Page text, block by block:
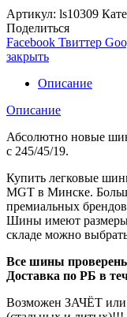
Артикул: ls10309
Поделиться
Facebook Твиттер
закрыть
Описание
Описание
Абсолютно новые
с 245/45/19.
Купить легковые
MGT в Минске.
премиальных
Шины имеют
складе можно
Все шины
Доставка по РБ в
Возможен ЗАЧЁТ